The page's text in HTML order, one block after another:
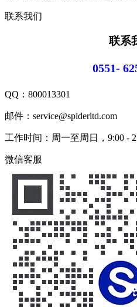
联系我们
联系
0551-
QQ： 800013301
邮件：service@spiderltd.com
工作时间：周一至周日，9:00 -
微信客服